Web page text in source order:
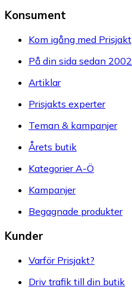
Konsument
Kom igång med Prisjakt
På din sida sedan 2002
Artiklar
Prisjakts experter
Teman & kampanjer
Årets butik
Kategorier A-Ö
Kampanjer
Begagnade produkter
Kunder
Varför Prisjakt?
Driv trafik till din butik